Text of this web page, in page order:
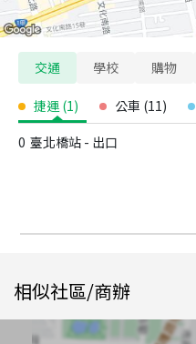
交通 學校 購物
捷運 (1) 公車 (11)
0 臺北橋站 - 出口
相似社區/商辦